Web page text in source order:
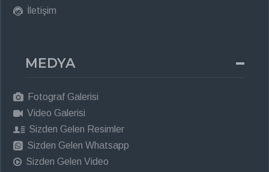
İletişim
MEDYA
Fotograf Galerisi
Video Galerisi
Sizden Gelen Resimler
Sizden Gelen Whatsapp
Sizden Gelen Video